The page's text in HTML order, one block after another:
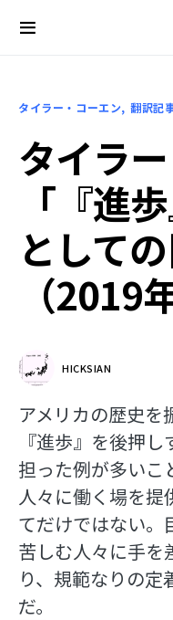
タイラー・コーエン 翻訳記
タイラ
「『進
として
（2019
HICKSIAN
アメリカの歴史を
『進歩』を後押
担った例が多いこ
人々に働く場を提
てだけではない。
苦しむ人々に手を
り、規範なりの定
だ。